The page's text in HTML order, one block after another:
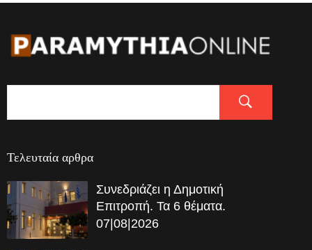
Τελευταία αρθρα
Συνεδριάζει η Δημοτική
Επιτροπή. Τα 6 θέματα.
07|08|2026